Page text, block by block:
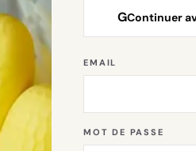
GContinuer
EMAIL
MOT DE PASSE